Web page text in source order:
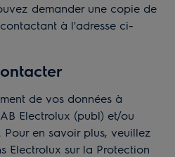
demander une copie de
à l'adresse ci-
de vos données à
Electrolux (publ) et/ou
en savoir plus, veuillez
Electrolux sur la Protection